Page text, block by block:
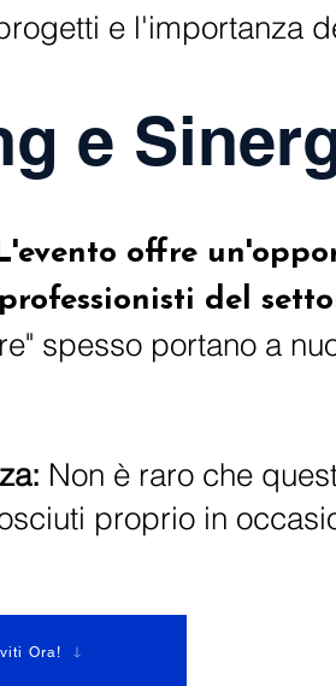
e l'importanza
e
offre
del
spesso portano a
Non è raro che
proprio in
Ora!